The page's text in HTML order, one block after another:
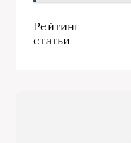
Рейтинг
статьи